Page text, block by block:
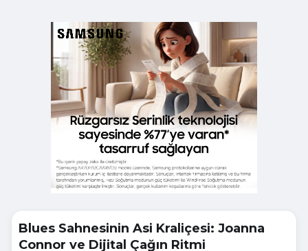
Blues Sahnesinin Asi Kraliçesi: Joanna
Connor ve Dijital Çağın Ritmi